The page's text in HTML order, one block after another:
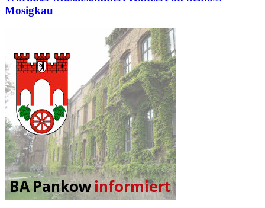
Mosigkau